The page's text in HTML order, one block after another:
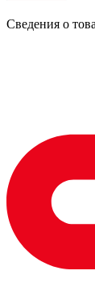
Сведения о